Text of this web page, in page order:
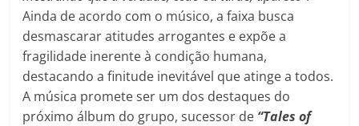
Ainda de acordo com o músico, a faixa busca
desmascarar atitudes arrogantes e expõe a
fragilidade inerente à condição humana,
destacando a finitude inevitável que atinge a todos.
A música promete ser um dos destaques do
próximo álbum do grupo, sucessor de “Tales of